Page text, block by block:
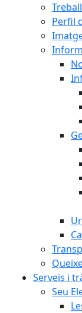
Perfil
Serveis i
Seu